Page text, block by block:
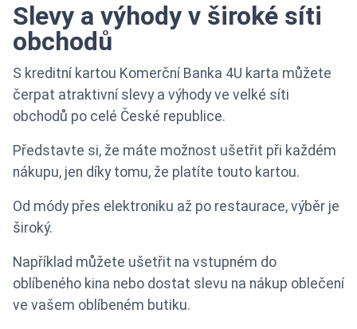
Slevy a výhody v široké síti
obchodů
S kreditní kartou Komerční Banka 4U karta můžete
čerpat atraktivní slevy a výhody ve velké síti
obchodů po celé České republice.
Představte si, že máte možnost ušetřit při každém
nákupu, jen díky tomu, že platíte touto kartou.
Od módy přes elektroniku až po restaurace, výběr je
široký.
Například můžete ušetřit na vstupném do
oblíbeného kina nebo dostat slevu na nákup oblečení
ve vašem oblíbeném butiku.